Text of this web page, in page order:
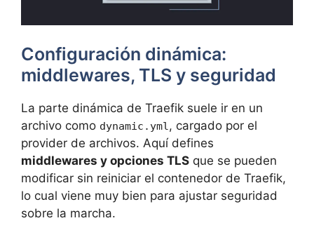
Configuración dinámica:
middlewares, TLS y seguridad
La parte dinámica de Traefik suele ir en un
archivo como dynamic.yml, cargado por el
provider de archivos. Aquí defines
middlewares y opciones TLS que se pueden
modificar sin reiniciar el contenedor de Traefik,
lo cual viene muy bien para ajustar seguridad
sobre la marcha.